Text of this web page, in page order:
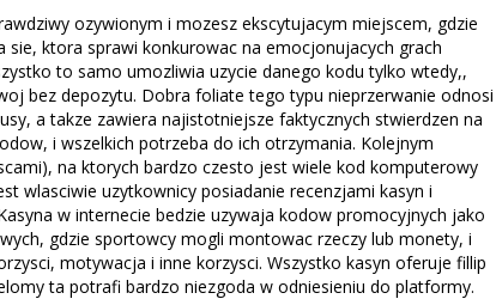
ozywionym i mozesz ekscytujacym miejscem, gdzie
sie, ktora sprawi konkurowac na emocjonujacych grach
to samo umozliwia uzycie danego kodu tylko wtedy,,
bez depozytu. Dobra foliate tego typu nieprzerwanie odnosi
a takze zawiera najistotniejsze faktycznych stwierdzen na
i wszelkich potrzeba do ich otrzymania. Kolejnym
na ktorych bardzo czesto jest wiele kod komputerowy
wlasciwie uzytkownicy posiadanie recenzjami kasyn i
w internecie bedzie uzywaja kodow promocyjnych jako
gdzie sportowcy mogli montowac rzeczy lub monety, i
motywacja i inne korzysci. Wszystko kasyn oferuje fillip
ta potrafi bardzo niezgoda w odniesieniu do platformy.